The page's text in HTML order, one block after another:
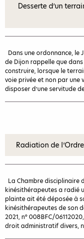
Desserte d’un
Dans une ordonnance, le
de Dijon rappelle que
construire, lorsque le
voie privée et non par
disposer d’une servitude
Radiation de
La Chambre disciplinaire
kinésithérapeutes a radié
plainte ait été déposée à
kinésithérapeutes de son
2021, n° 008BFC/
droit administratif divers,